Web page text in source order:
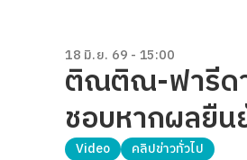
18 มิ.ย. 69 - 15:00
ติณติณ-ฟารีดา
ชอบหากผลยืน
Video คลิปข่าวทั่วไป